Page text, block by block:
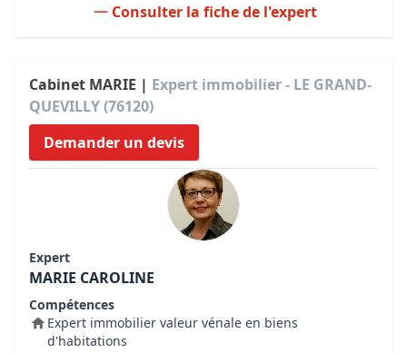
Consulter la fiche de l'expert
Cabinet MARIE | Expert immobilier - LE GRAND-
QUEVILLY (76120)
Demander un devis
Expert
MARIE CAROLINE
Compétences
Expert immobilier valeur vénale en biens
d'habitations